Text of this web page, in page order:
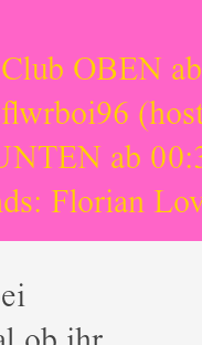
OBEN
ab
Florian